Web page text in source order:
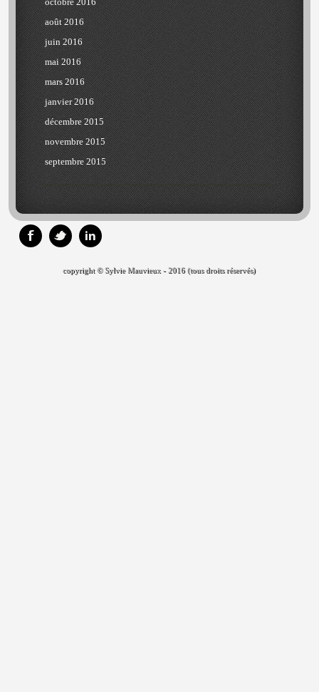
août 2016
juin 2016
mai 2016
mars 2016
janvier 2016
décembre 2015
novembre 2015
septembre 2015
copyright © Sylvie Mauvieux - 2016 (tous droits réservés)